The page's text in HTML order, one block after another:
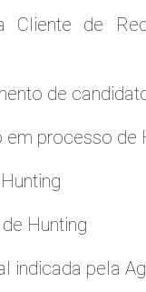
Cliente de
de
processo de
Hunting
indicada pela